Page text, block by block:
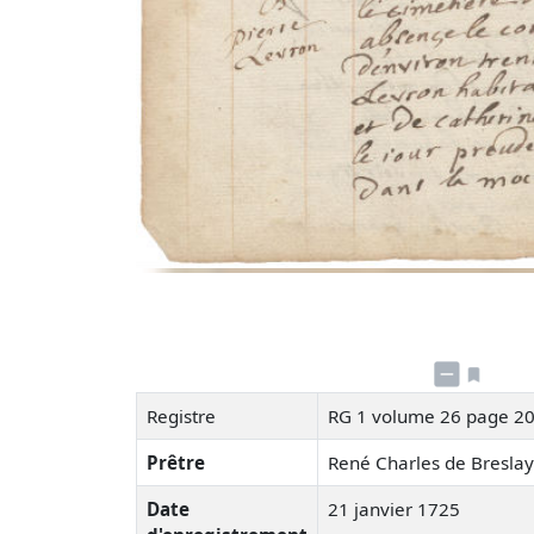
Registre
RG 1 volume 26 page
Prêtre
René Charles de
Date
21 janvier 1725